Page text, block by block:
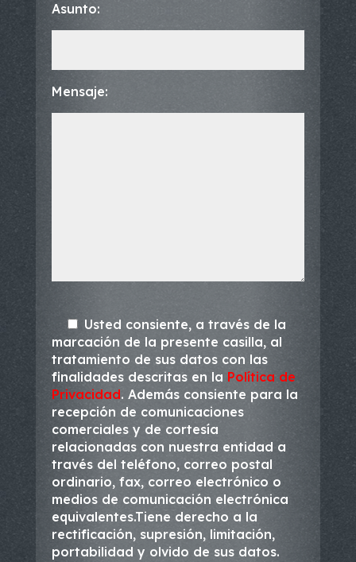
Asunto:
Mensaje:
Usted consiente, a través de la
marcación de la presente casilla, al
tratamiento de sus datos con las
finalidades descritas en la Política de
Privacidad. Además consiente para la
recepción de comunicaciones
comerciales y de cortesía
relacionadas con nuestra entidad a
través del teléfono, correo postal
ordinario, fax, correo electrónico o
medios de comunicación electrónica
equivalentes.Tiene derecho a la
rectificación, supresión, limitación,
portabilidad y olvido de sus datos.